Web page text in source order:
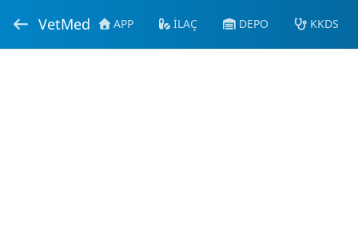
VetMed APP İLAÇ DEPO KKDS